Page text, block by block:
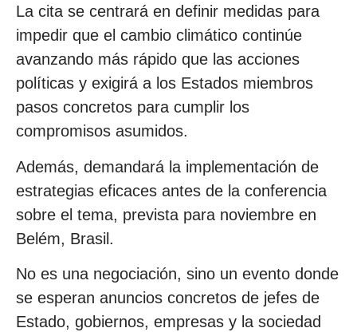
La cita se centrará en definir medidas para
impedir que el cambio climático continúe
avanzando más rápido que las acciones
políticas y exigirá a los Estados miembros
pasos concretos para cumplir los
compromisos asumidos.
Además, demandará la implementación de
estrategias eficaces antes de la conferencia
sobre el tema, prevista para noviembre en
Belém, Brasil.
No es una negociación, sino un evento donde
se esperan anuncios concretos de jefes de
Estado, gobiernos, empresas y la sociedad